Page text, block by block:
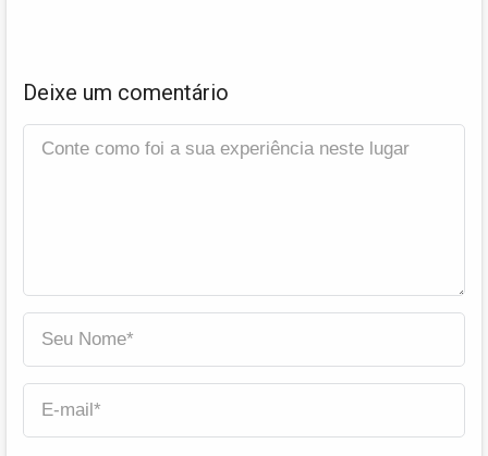
Deixe um comentário